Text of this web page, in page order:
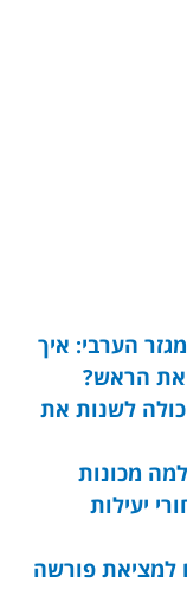
הערבי: איך
את הראש?
לשנות את
מכונות
יעילות
למציאת פורשה